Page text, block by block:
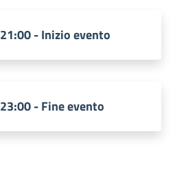
21:00 - Inizio evento
23:00 - Fine evento